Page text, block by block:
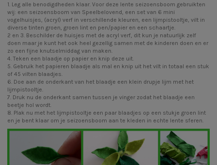
1. Leg alle benodigdheden klaar. Voor deze lente seizoensboom gebruikten
wij: een seizoensboom van Speelbelovend, een set van 6 mini
vogelhuisjes , (acryl) verf in verschillende kleuren, een lijmpistooltje , vilt in
diverse tinten groen, groen lint en pen/papier en een schaartje.
2 en 3. Beschilder de huisjes met de acryl verf, dit kun je natuurlijk zelf
doen maar je kunt het ook heel gezellig samen met de kinderen doen en er
zo een fijne knutselmiddag van maken.
4. Teken een blaadje op papier en knip deze uit.
5. Gebruik het papieren blaadje als mal en knip uit het vilt in totaal een stuk
of 45 vilten blaadjes.
6. Doe aan de onderkant van het blaadje een klein drupje lijm met het
lijmpistooltje.
7. Druk nu de onderkant samen tussen je vinger zodat het blaadje een
beetje hol wordt.
8. Plak nu met het lijmpistooltje een paar blaadjes op een stukje groen lint
en je bent klaar om je seizoensboom aan te kleden in echte lente sferen.